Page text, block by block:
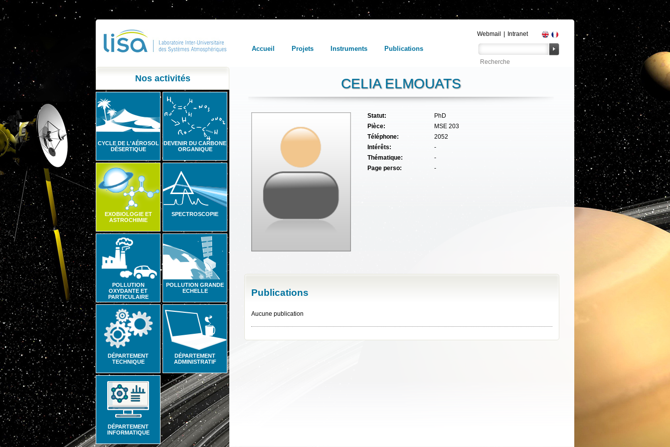
Accueil Projets Instruments Publications
Webmail Intranet
Nos activités
CYCLE DE L'AÉROSOL
DÉSERTIQUE
DEVENIR DU CARBONE
ORGANIQUE
EXOBIOLOGIE ET
ASTROCHIMIE
SPECTROSCOPIE
POLLUTION
OXYDANTE ET
PARTICULAIRE
POLLUTION GRANDE
ECHELLE
DÉPARTEMENT
TECHNIQUE
DÉPARTEMENT
ADMINISTRATIF
DÉPARTEMENT
INFORMATIQUE
CELIA ELMOUATS
Statut:
PhD
Pièce:
MSE 203
Téléphone:
2052
Intérêts:
-
Thématique:
-
Page perso:
-
Publications
Aucune publication